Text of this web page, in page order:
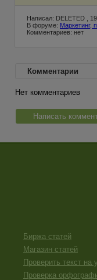
Написал: DELETED ,
В форуме: Маркетинг,
Комментариев: нет
Комментарии
Нет комментариев
Написать
Биржа статей
Магазин статей
Проверить текст на
Проверка